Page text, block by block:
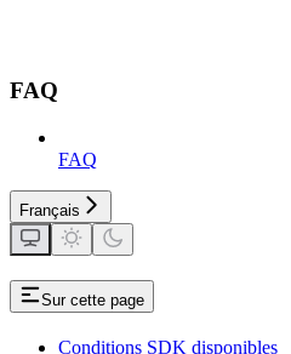
FAQ
FAQ
Français
Sur cette page
Conditions SDK disponibles